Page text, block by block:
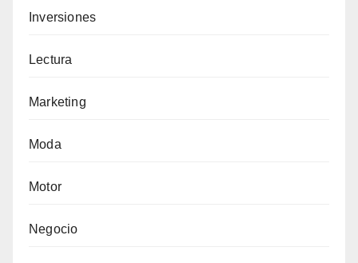
Inversiones
Lectura
Marketing
Moda
Motor
Negocio